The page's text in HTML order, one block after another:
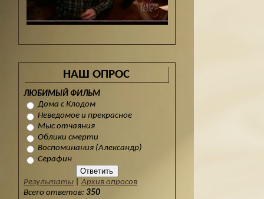
НАШ ОПРОС
ЛЮБИМЫЙ ФИЛЬМ
Дома с Клодом
Неведомое и прекрасное
Мыс отчаяния
Облики смерти
Воспоминания (Александр)
Серафин
Результаты
Архив опросов
Всего ответов: 350